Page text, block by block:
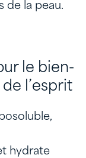
de la peau.
le bien-
l’esprit
hydrate